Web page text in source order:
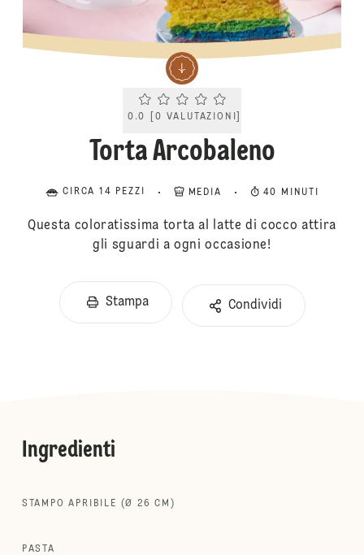
Current rating 0.0. Click to rate.
0.0 0 VALUTAZIONI
Torta Arcobaleno
CIRCA 14 PEZZI MEDIA 40 MINUTI
Questa coloratissima torta al latte di cocco attira
gli sguardi a ogni occasione!
Stampa Condividi
Ingredienti
STAMPO APRIBILE (Ø 26 CM)
PASTA